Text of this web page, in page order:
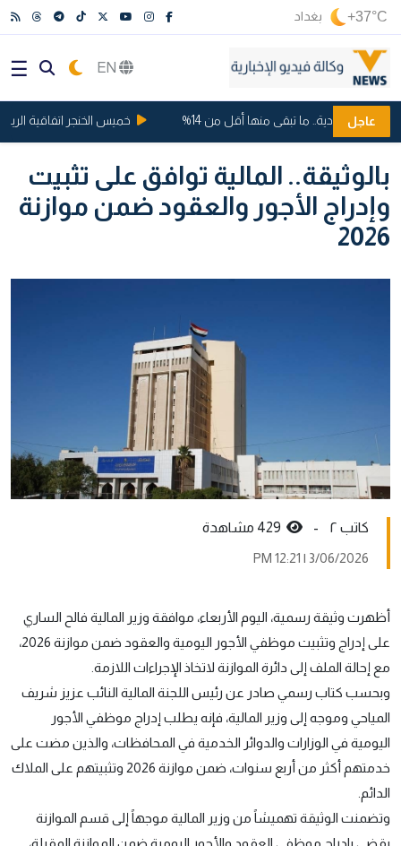
+37°C بغداد
عاجل
السعودية.. ما تبقى منها أقل من 14% خميس الخنجر اتفاقية الرياض
بالوثيقة.. المالية توافق على تثبيت
وإدراج الأجور والعقود ضمن موازنة
2026
کاتب ٢ -
3/06/2026 | 12:21 PM
أظهرت وثيقة رسمية، اليوم الأربعاء، موافقة وزير المالية فالح الساري
على إدراج وتثبيت موظفي الأجور اليومية والعقود ضمن موازنة 2026،
مع إحالة الملف إلى دائرة الموازنة لاتخاذ الإجراءات اللازمة.
وبحسب كتاب رسمي صادر عن رئيس اللجنة المالية النائب عزيز شريف
المياحي وموجه إلى وزير المالية، فإنه يطلب إدراج موظفي الأجور
اليومية في الوزارات والدوائر الخدمية في المحافظات، والذين مضت على
خدمتهم أكثر من أربع سنوات، ضمن موازنة 2026 وتثبيتهم على الملاك
الدائم.
وتضمنت الوثيقة تهميشاً من وزير المالية موجهاً إلى قسم الموازنة